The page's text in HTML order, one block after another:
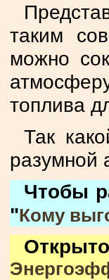
таким
можно
топлива
Так
разумной
Чтобы
"Кому